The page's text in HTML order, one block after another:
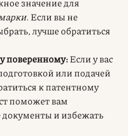
. Если вы не
лучше обратиться
поверенному:Если у вас
или подачей
к патентному
поможет вам
и избежать